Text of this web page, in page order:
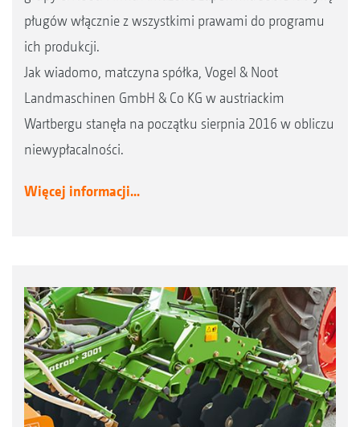
pługów włącznie z wszystkimi prawami do programu
ich produkcji.
Jak wiadomo, matczyna spółka, Vogel & Noot
Landmaschinen GmbH & Co KG w austriackim
Wartbergu stanęła na początku sierpnia 2016 w obliczu
niewypłacalności.
Więcej informacji...